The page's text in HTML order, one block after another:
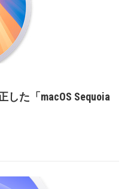
た「macOS Sequoia